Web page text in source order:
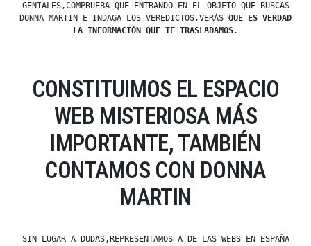
GENIALES,COMPRUEBA QUE ENTRANDO EN EL OBJETO QUE BUSCAS
DONNA MARTIN E INDAGA LOS VEREDICTOS,VERÁS QUE ES VERDAD
LA INFORMACIÓN QUE TE TRASLADAMOS.
CONSTITUIMOS EL ESPACIO
WEB MISTERIOSA MÁS
IMPORTANTE, TAMBIÉN
CONTAMOS CON DONNA
MARTIN
SIN LUGAR A DUDAS,REPRESENTAMOS A DE LAS WEBS EN ESPAÑA